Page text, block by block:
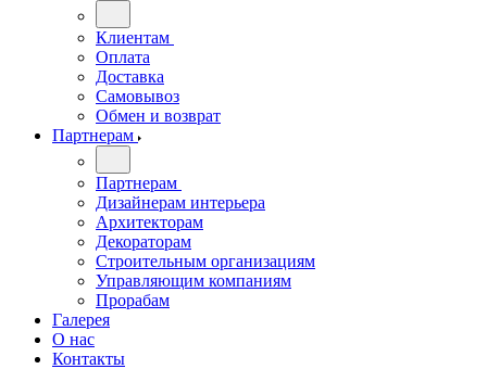
Клиентам
Оплата
Доставка
Самовывоз
Обмен и возврат
Партнерам
Партнерам
Дизайнерам интерьера
Архитекторам
Декораторам
Строительным организациям
Управляющим компаниям
Прорабам
Галерея
О нас
Контакты